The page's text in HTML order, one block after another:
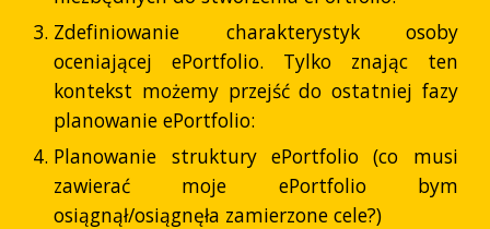
Zdefiniowanie charakterystyk osoby
oceniającej ePortfolio. Tylko znając ten
kontekst możemy przejść do ostatniej fazy
planowanie ePortfolio:
Planowanie struktury ePortfolio (co musi
zawierać moje ePortfolio bym
osiągnął/osiągnęła zamierzone cele?)